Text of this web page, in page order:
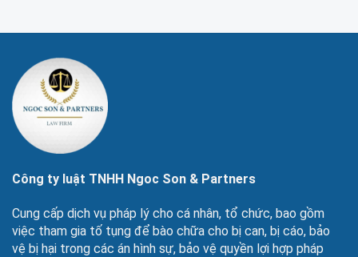
Công ty luật TNHH Ngoc Son & Partners
Cung cấp dịch vụ pháp lý cho cá nhân, tổ chức, bao gồm
việc tham gia tố tụng để bào chữa cho bị can, bị cáo, bảo
vệ bị hại trong các án hình sự, bảo vệ quyền lợi hợp pháp